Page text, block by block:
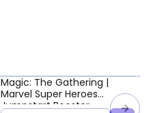
Magic: The Gathering |
Marvel Super Heroes
Jumpstart Booster